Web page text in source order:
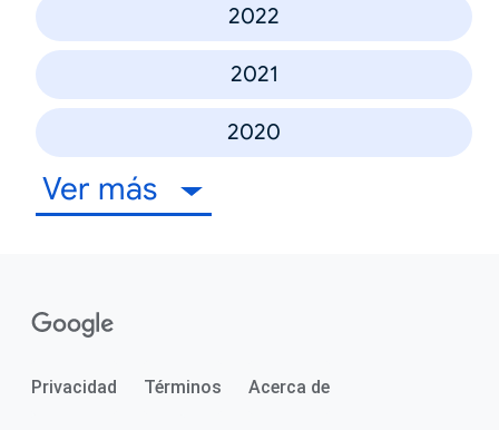
2022
2021
2020
Ver más
Privacidad Términos Acerca de